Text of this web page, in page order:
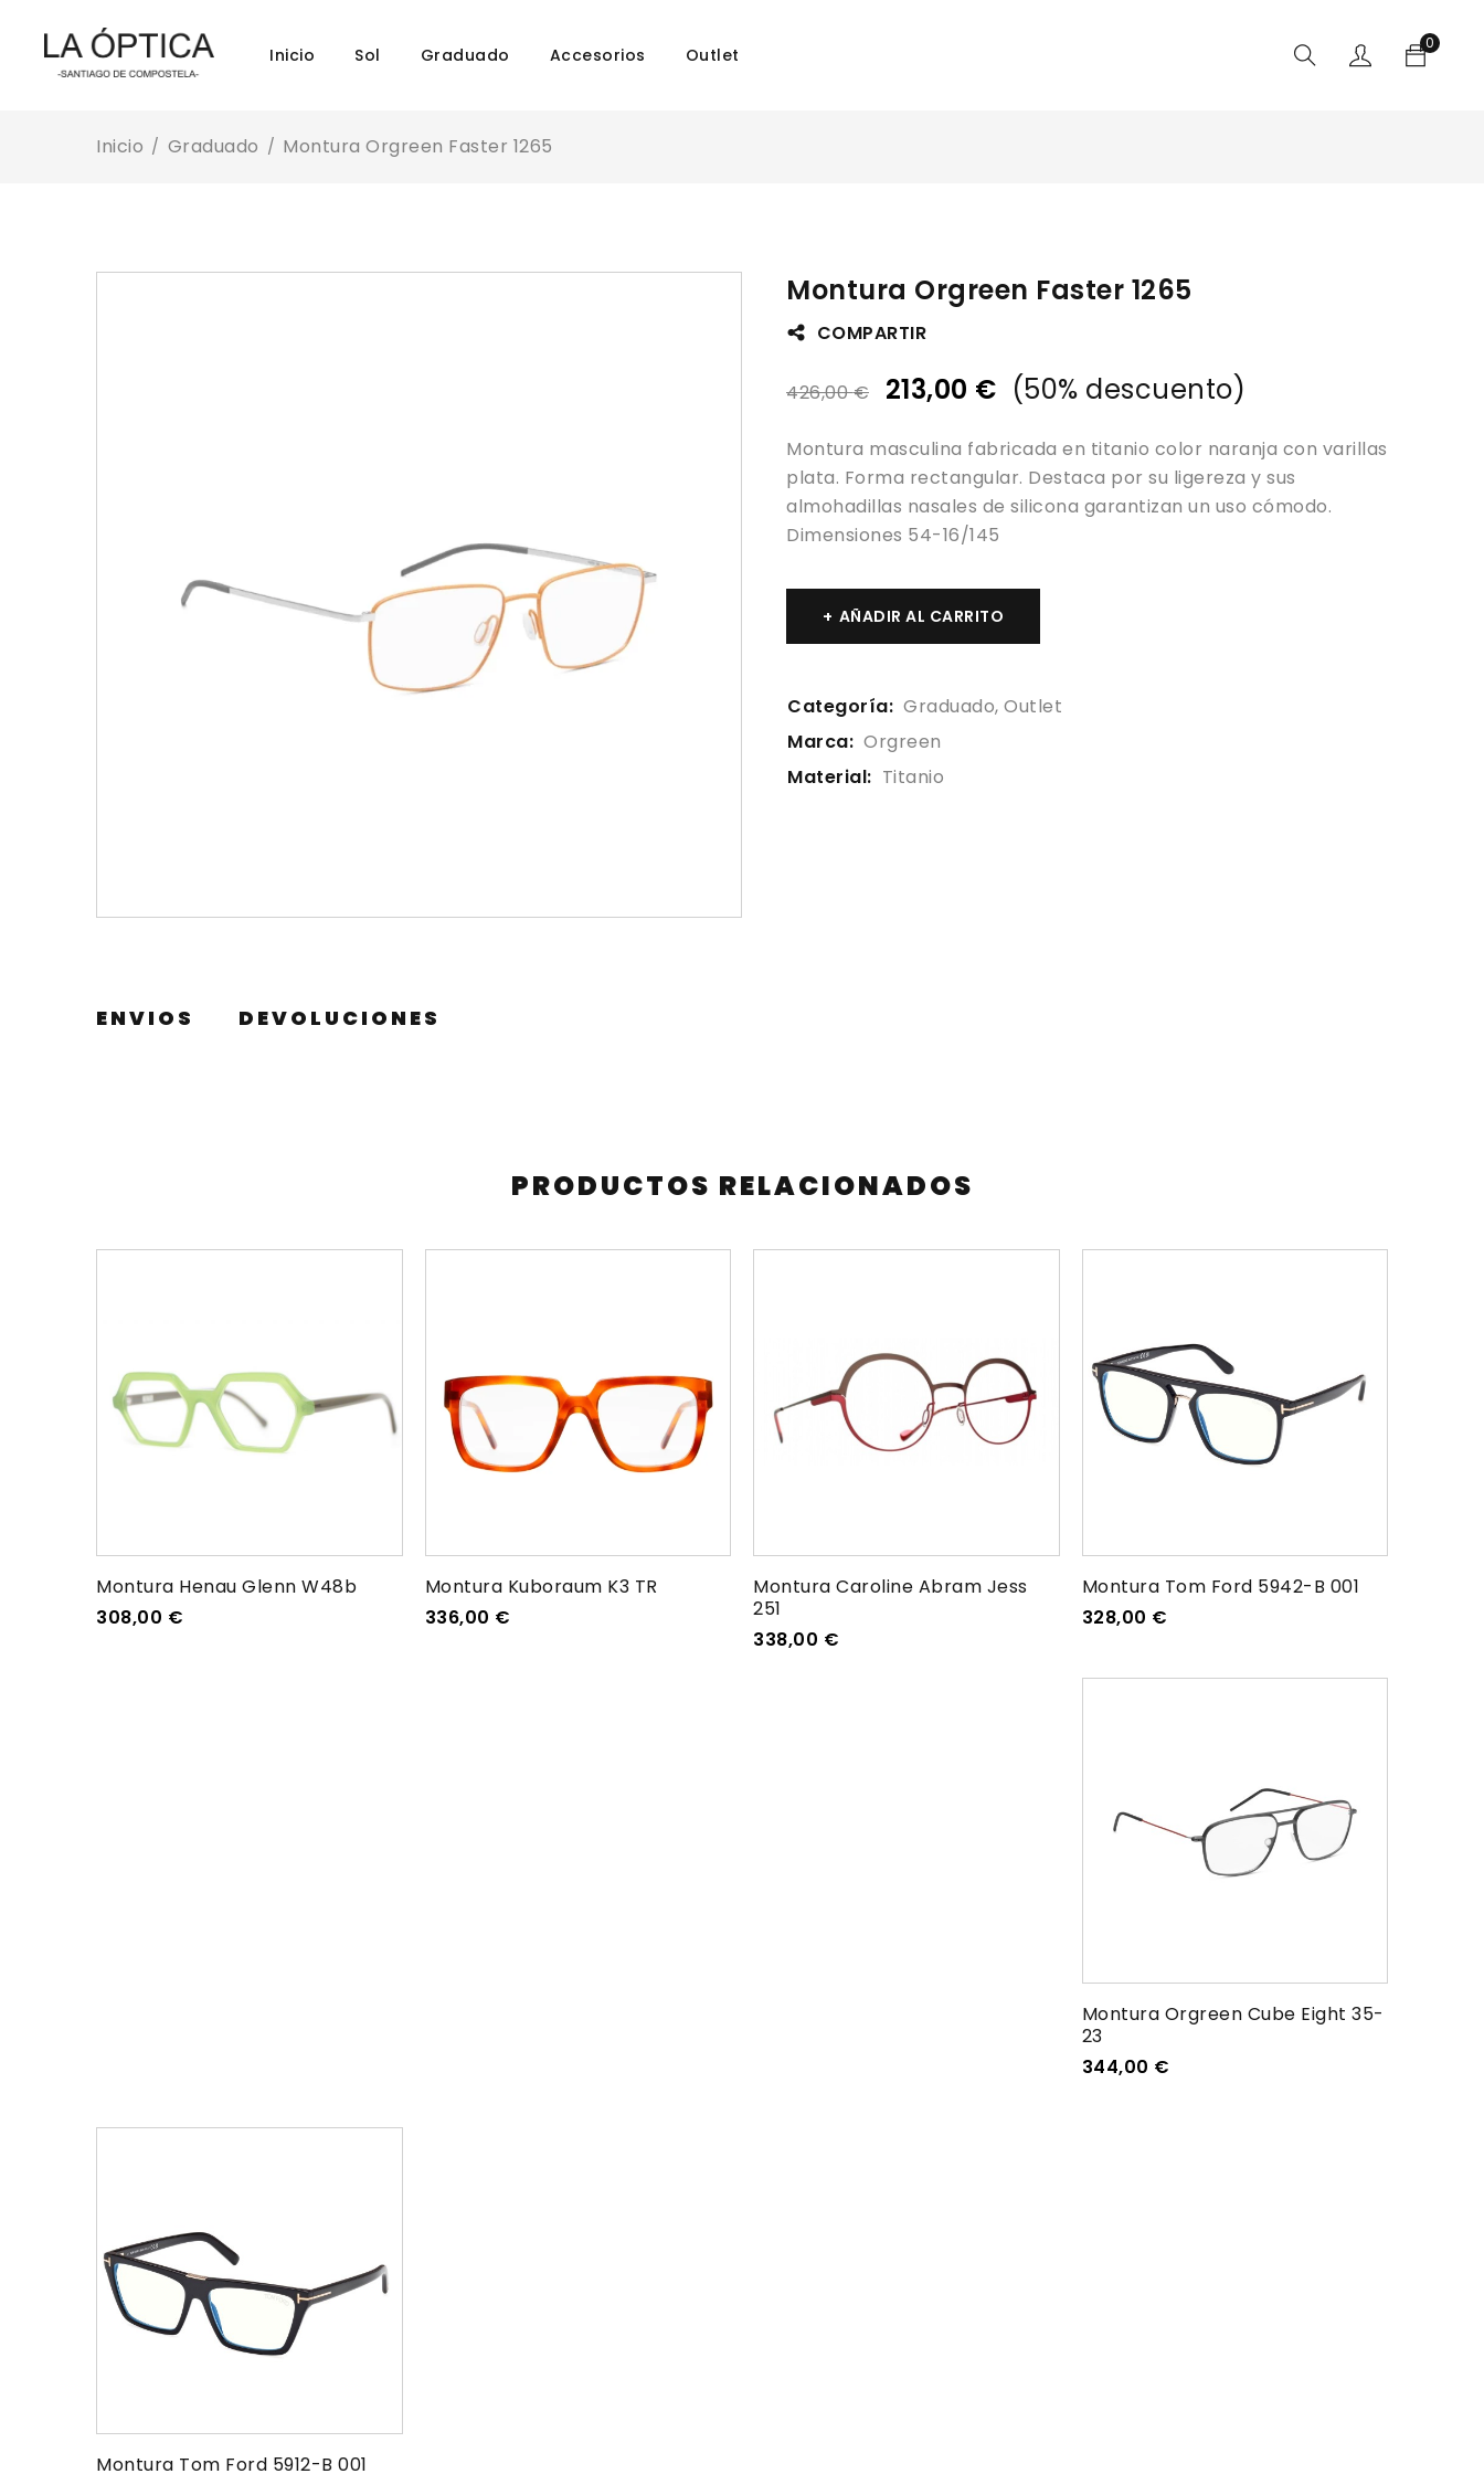
Inicio Sol Graduado Accesorios Outlet
0
Inicio / Graduado / Montura Orgreen Faster 1265
Montura Orgreen Faster 1265
COMPARTIR
426,00€ 213,00 € (50% descuento)
Montura masculina fabricada en titanio color naranja con varillas
plata. Forma rectangular. Destaca por su ligereza y sus
almohadillas nasales de silicona garantizan un uso cómodo.
Dimensiones 54-16/145
AÑADIR AL CARRITO
Categoría: Graduado, Outlet
Marca: Orgreen
Material: Titanio
ENVIOS DEVOLUCIONES
PRODUCTOS RELACIONADOS
Montura Henau Glenn W48b
308,00 €
Montura Kuboraum K3 TR
336,00 €
Montura Caroline Abram Jess
251
338,00 €
Montura Tom Ford 5942-B 001
328,00 €
Montura Orgreen Cube Eight 35-
23
344,00 €
Montura Tom Ford 5912-B 001